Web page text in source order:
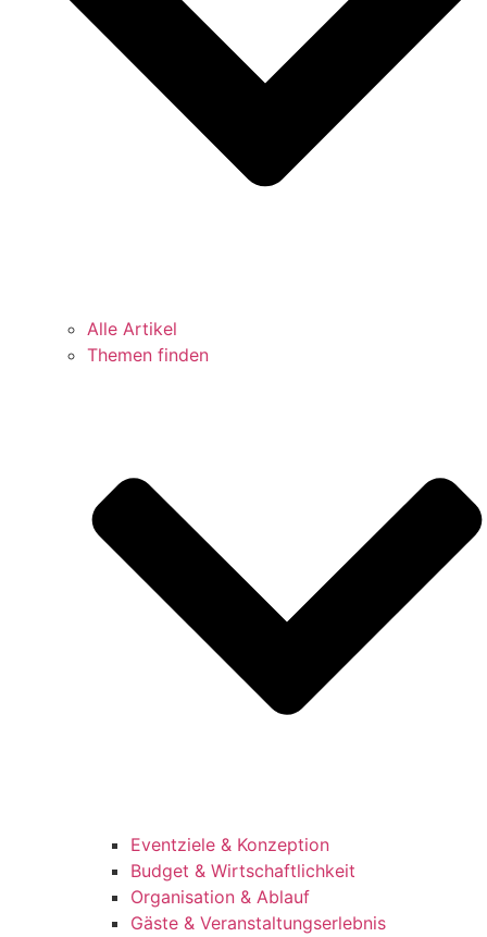
Alle Artikel
Themen finden
Eventziele & Konzeption
Budget & Wirtschaftlichkeit
Organisation & Ablauf
Gäste & Veranstaltungserlebnis